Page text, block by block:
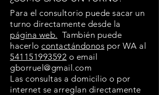
Para el consultorio puede sacar un
turno directamente desde la
página web. También puede
hacerlo contactándonos por WA al
541151993592 o email
gborruel@gmail.com
Las consultas a domicilio o por
internet se arreglan directamente